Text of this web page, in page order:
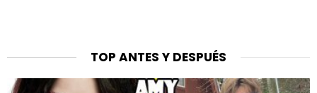
TOP ANTES Y DESPUÉS